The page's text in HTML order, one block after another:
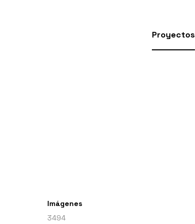
Proyectos
Imágenes
3494